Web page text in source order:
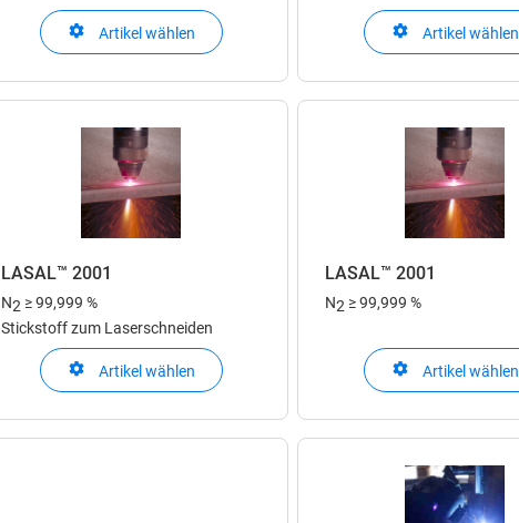
Artikel wählen Artikel wählen
LASAL™ 2001
N2 ≥ 99,999 %
Stickstoff zum Laserschneiden
Artikel wählen
LASAL™ 2001
N2 ≥ 99,999 %
Artikel wählen